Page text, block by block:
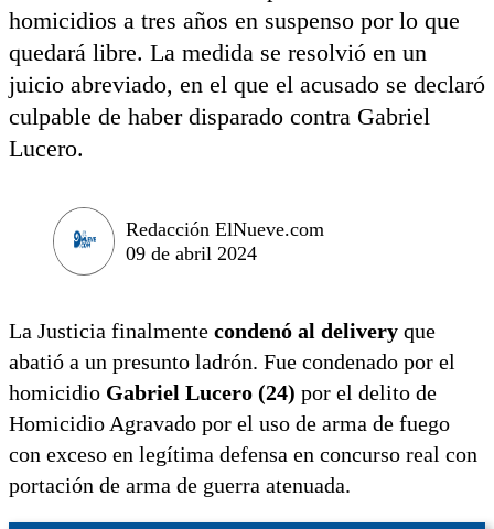
homicidios a tres años en suspenso por lo que
quedará libre. La medida se resolvió en un
juicio abreviado, en el que el acusado se declaró
culpable de haber disparado contra Gabriel
Lucero.
Redacción ElNueve.com
09 de abril 2024
La Justicia finalmente condenó al delivery que
abatió a un presunto ladrón. Fue condenado por el
homicidio Gabriel Lucero (24) por el delito de
Homicidio Agravado por el uso de arma de fuego
con exceso en legítima defensa en concurso real con
portación de arma de guerra atenuada.